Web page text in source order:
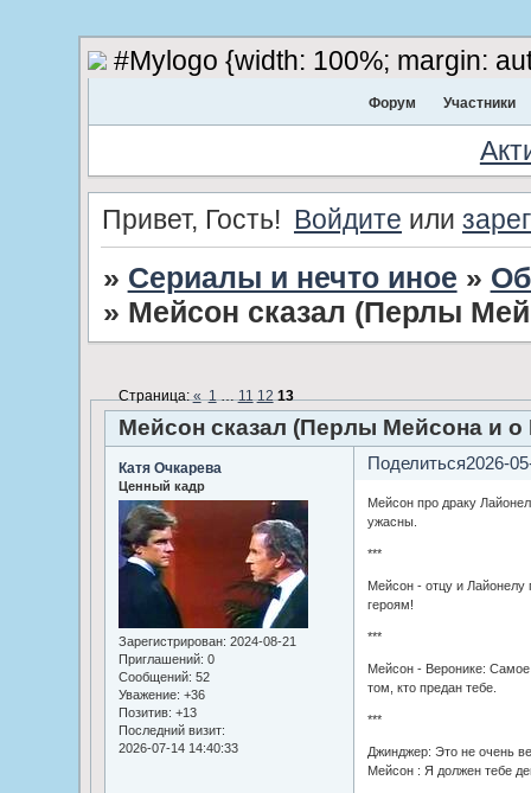
#Mylogo {width: 100%; margin:
Форум Участники
Привет, Гость! Войдите или
» Сериалы и нечто иное »
» Мейсон сказал (Перлы
Мейсон сказал (Перлы Мейсона и о
Страница:« 1 … 11 12 13
Поделиться2026-
Катя Очкарева
Ценный кадр
Зарегистрирован: 2024-08-21
Приглашений: 0
Сообщений: 52
Уважение: +36
Позитив: +13
Последний визит:
2026-07-14 14:40:33
Мейсон про драку
ужасны.
***
Мейсон - отцу и
героям!
***
Мейсон - Веронике:
том, кто предан тебе.
***
Джинджер: Это не очень
Мейсон : Я должен тебе